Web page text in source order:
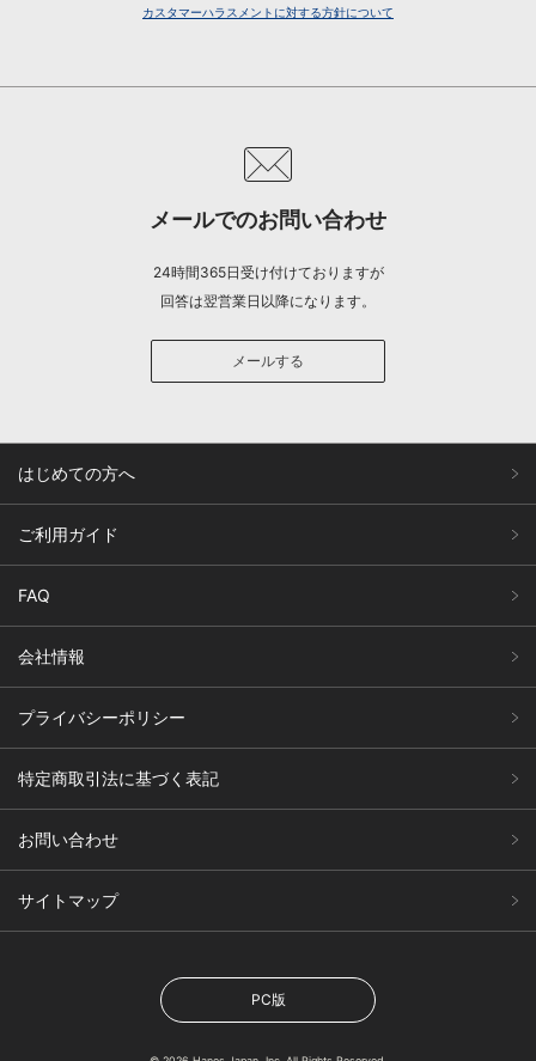
カスタマーハラスメントに対する方針について
メールでのお問い合わせ
24時間365日受け付けておりますが
回答は翌営業日以降になります。
メールする
はじめての方へ
ご利用ガイド
FAQ
会社情報
プライバシーポリシー
特定商取引法に基づく表記
お問い合わせ
サイトマップ
PC版